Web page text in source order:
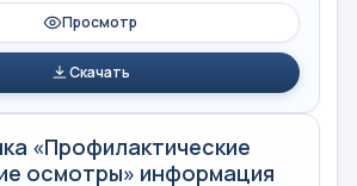
Просмотр
Скачать
«Профилактические
осмотры» информация